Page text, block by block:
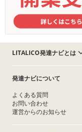
LITALICO発達ナビとは
発達ナビについて
よくある質問
お問い合わせ
運営からのお知らせ